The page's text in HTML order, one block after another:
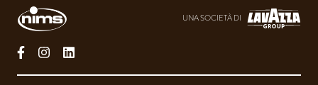
UNA SOCIETÀ DI
facebook
instagramlinkedin